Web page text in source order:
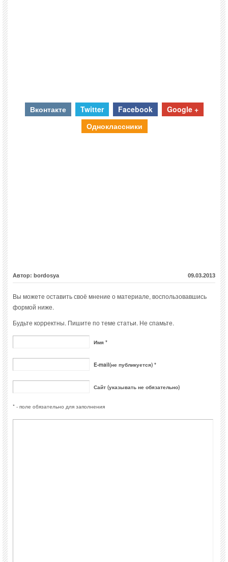
Вконтакте Twitter Facebook
Google +
Одноклассники
Автор: bordosya 09.03.2013
Вы можете оставить своё мнение о материале, воспользовавшись
формой ниже.
Будьте корректны. Пишите по теме статьи. Не спамьте.
Имя *
E-mail(не публикуется) *
Сайт (указывать не обязательно)
* - поле обязательно для заполнения